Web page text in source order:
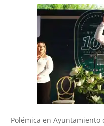
Polémica en